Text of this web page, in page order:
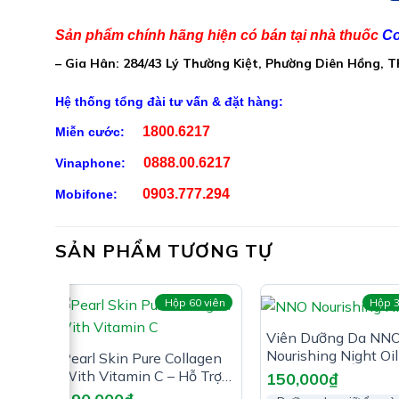
Công thức độc quyền (Chiết xuất bạc hà 80mg,
Công Dụng Dermapure+
Đối Tượng Sử Dụng
Người trưởng thành
Sản phẩm chính hãng hiện có bán tại nhà thuốc
– Gia Hân: 284/43 Lý Thường Kiệt, Phường Diên Hồng,
Hệ thống tổng đài tư vấn & đặt hàng:
Miễn cước: 1800.6217
Vinaphone: 0888.00.6217
Mobifone: 0903.777.294
SẢN PHẨM TƯƠNG TỰ
Hộp 60 viên
Pearl Skin Pure Collagen
With Vitamin C – Hỗ Trợ
Giảm Lão Hóa Da
Hộp
Viên Dưỡng Da
Nourishing Night
Giúp Dưỡng Ẩm &
Ngừa Lão Hóa Da
150,000₫